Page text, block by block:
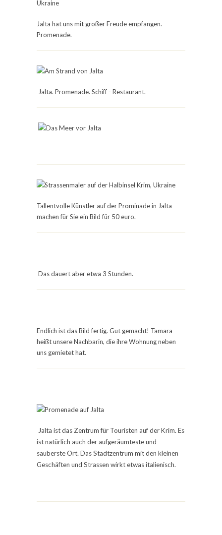
Jalta hat uns mit großer Freude empfangen.
Promenade.
Jalta. Promenade. Schiff - Restaurant.
Tallentvolle Künstler auf der Prominade in Jalta
machen für Sie ein Bild für 50 euro.
Das dauert aber etwa 3 Stunden.
Endlich ist das Bild fertig. Gut gemacht! Tamara
heißt unsere Nachbarin, die ihre Wohnung neben
uns gemietet hat.
Jalta ist das Zentrum für Touristen auf der Krim. Es
ist natürlich auch der aufgeräumteste und
sauberste Ort. Das Stadtzentrum mit den kleinen
Geschäften und Strassen wirkt etwas italienisch.